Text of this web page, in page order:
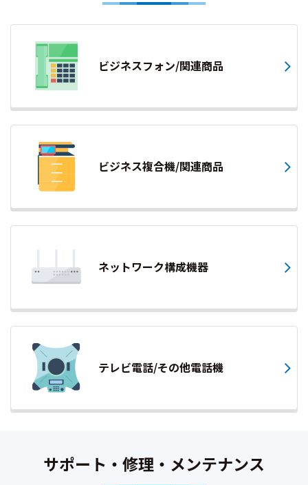
ビジネスフォン/関連商品
ビジネス複合機/関連商品
ネットワーク構成機器
テレビ電話/その他電話機
サポート・修理・メンテナンス